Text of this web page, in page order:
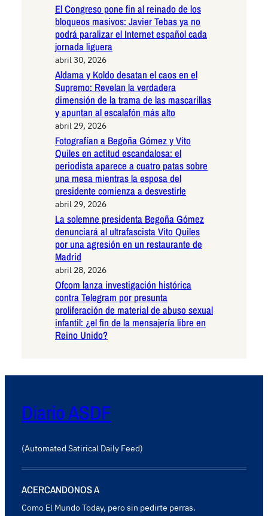
El Congreso pone fin al reinado de los
bloqueos masivos: Javier Tebas ya no
podrá paralizar el Internet español cada
jornada liguera
abril 30, 2026
Aldama y Koldo desatan el caos en el
Supremo: Revelan la verdadera
dimensión de la trama de las mascarillas
y apuntan al escalafón más alto
abril 29, 2026
Fotografían a Begoña Gómez y Vito
Quiles en actitud escandalosa: el
periodista aparece a cuatro patas sobre
una mesa mientras la esposa del
presidente comienza a desvestirle
abril 29, 2026
La solemne presidenta Begoña Gómez
denunciará al ultrafascista Vito Quiles
por una agresión en un restaurante de
Madrid
abril 28, 2026
Ofcom lanza investigación histórica
contra Telegram por presunta
proliferación de material de abuso sexual
infantil: ¿el fin de la mensajería libre en
Reino Unido?
Diario ASDF
(Automated Satirical Daily Feed)
ACERCANDONOS A
Como El Mundo Today, pero sin pedirte perras.